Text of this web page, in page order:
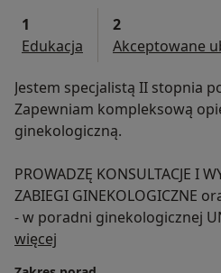
1
Edukacja
2
Akceptowane
Jestem specjalistą II stopnia
Zapewniam kompleksową
ginekologiczną.
PROWADZĘ KONSULTACJE I
ZABIEGI
- w poradni ginekologicznej UNICARE
Rembielińska 20 ( przy galeri
więcej